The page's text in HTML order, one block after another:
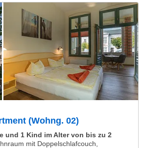
(Wohng. 02)
und 1 Kind im Alter von bis zu 2
mit Doppelschlafcouch,